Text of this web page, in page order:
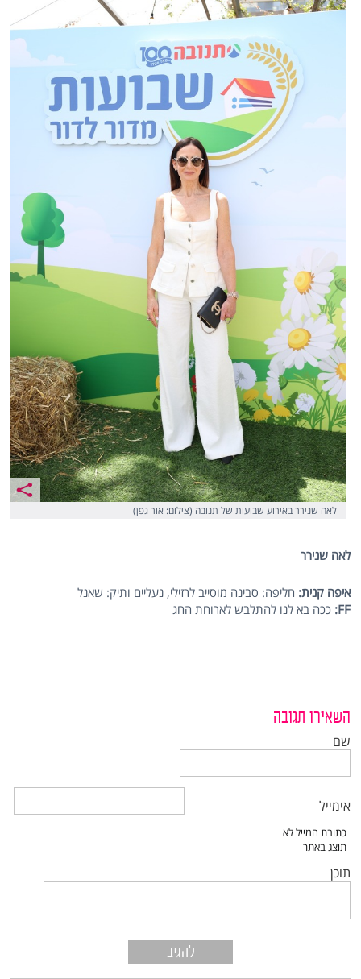
לאה שנירר באירוע שבועות של תנובה (צילום: אור גפן)
לאה שנירר
איפה קנית: חליפה: סבינה מוסייב לרזילי, נעליים ותיק: שאנל
FF
: ככה בא לנו להתלבש לארוחת החג
השאירו תגובה
שם
אימייל
תוכן